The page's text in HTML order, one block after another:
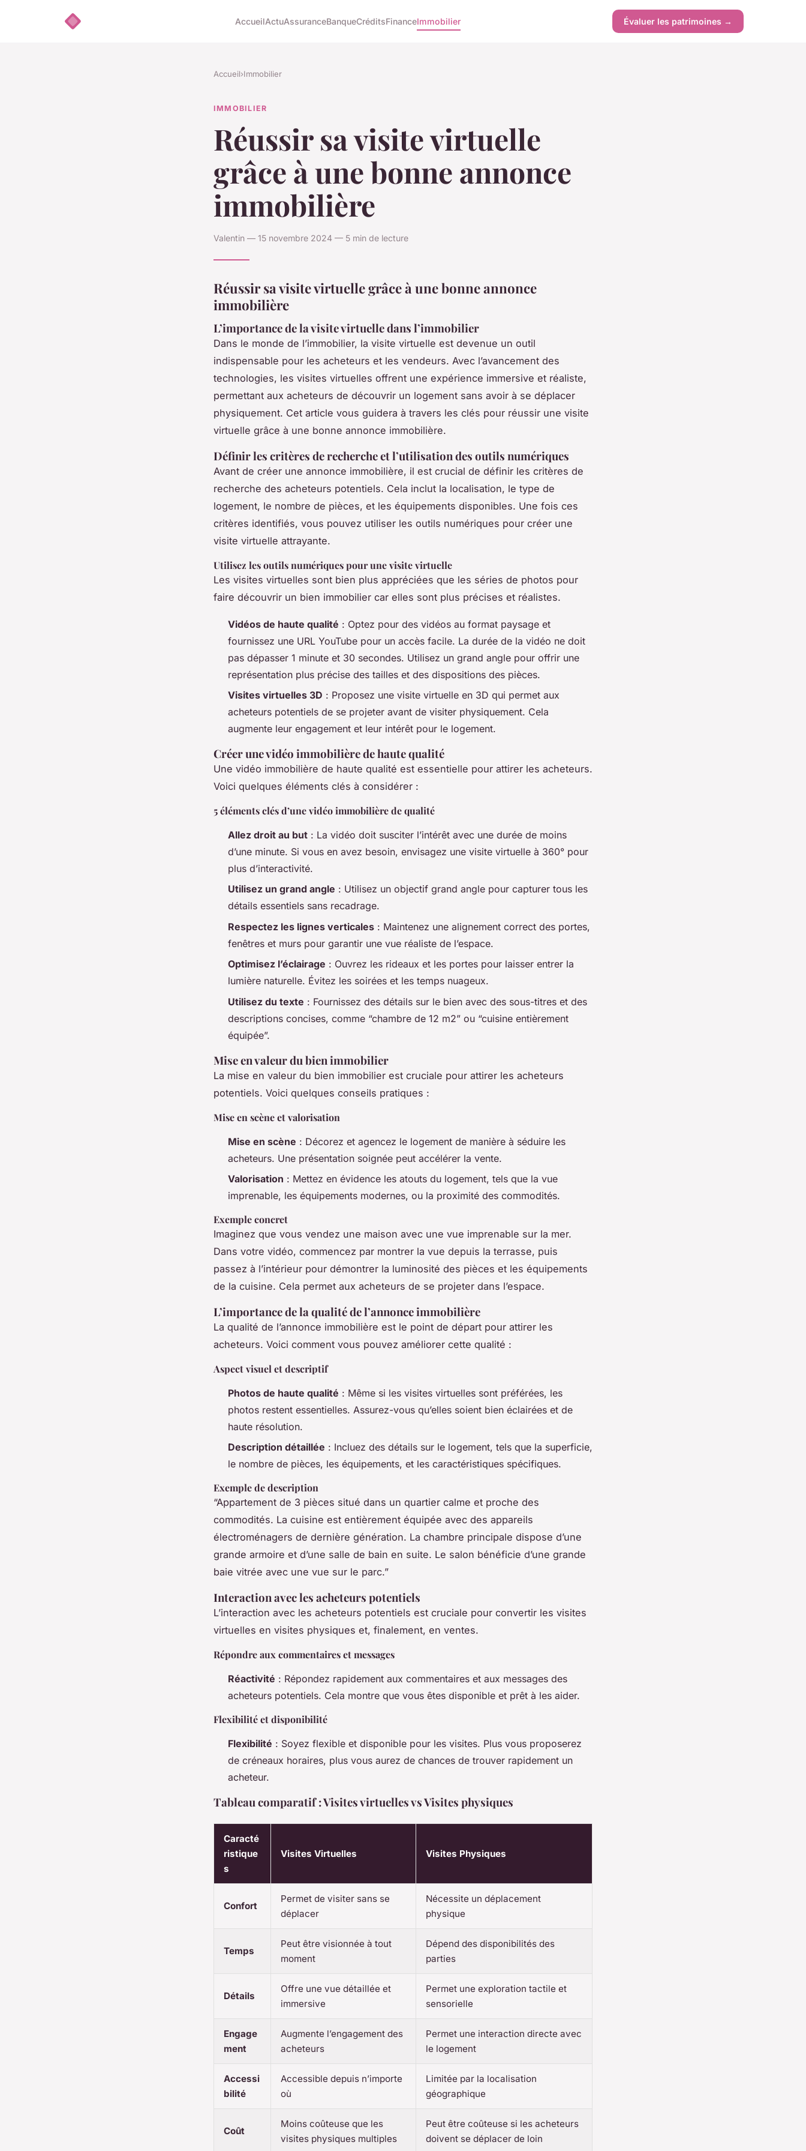
AccueilActuAssuranceBanqueCréditsFinanceImmobilier Évaluer les patrimoines →
Accueil›Immobilier
IMMOBILIER
Réussir sa visite virtuelle
grâce à une bonne annonce
immobilière
Valentin — 15 novembre 2024 — 5 min de lecture
Réussir sa visite virtuelle grâce à une bonne annonce
immobilière
L’importance de la visite virtuelle dans l’immobilier
Dans le monde de l’immobilier, la visite virtuelle est devenue un outil
indispensable pour les acheteurs et les vendeurs. Avec l’avancement des
technologies, les visites virtuelles offrent une expérience immersive et réaliste,
permettant aux acheteurs de découvrir un logement sans avoir à se déplacer
physiquement. Cet article vous guidera à travers les clés pour réussir une visite
virtuelle grâce à une bonne annonce immobilière.
Définir les critères de recherche et l’utilisation des outils numériques
Avant de créer une annonce immobilière, il est crucial de définir les critères de
recherche des acheteurs potentiels. Cela inclut la localisation, le type de
logement, le nombre de pièces, et les équipements disponibles. Une fois ces
critères identifiés, vous pouvez utiliser les outils numériques pour créer une
visite virtuelle attrayante.
Utilisez les outils numériques pour une visite virtuelle
Les visites virtuelles sont bien plus appréciées que les séries de photos pour
faire découvrir un bien immobilier car elles sont plus précises et réalistes.
Vidéos de haute qualité : Optez pour des vidéos au format paysage et
fournissez une URL YouTube pour un accès facile. La durée de la vidéo ne doit
pas dépasser 1 minute et 30 secondes. Utilisez un grand angle pour offrir une
représentation plus précise des tailles et des dispositions des pièces.
Visites virtuelles 3D : Proposez une visite virtuelle en 3D qui permet aux
acheteurs potentiels de se projeter avant de visiter physiquement. Cela
augmente leur engagement et leur intérêt pour le logement.
Créer une vidéo immobilière de haute qualité
Une vidéo immobilière de haute qualité est essentielle pour attirer les acheteurs.
Voici quelques éléments clés à considérer :
5 éléments clés d’une vidéo immobilière de qualité
Allez droit au but : La vidéo doit susciter l’intérêt avec une durée de moins
d’une minute. Si vous en avez besoin, envisagez une visite virtuelle à 360° pour
plus d’interactivité.
Utilisez un grand angle : Utilisez un objectif grand angle pour capturer tous les
détails essentiels sans recadrage.
Respectez les lignes verticales : Maintenez une alignement correct des portes,
fenêtres et murs pour garantir une vue réaliste de l’espace.
Optimisez l’éclairage : Ouvrez les rideaux et les portes pour laisser entrer la
lumière naturelle. Évitez les soirées et les temps nuageux.
Utilisez du texte : Fournissez des détails sur le bien avec des sous-titres et des
descriptions concises, comme “chambre de 12 m2” ou “cuisine entièrement
équipée”.
Mise en valeur du bien immobilier
La mise en valeur du bien immobilier est cruciale pour attirer les acheteurs
potentiels. Voici quelques conseils pratiques :
Mise en scène et valorisation
Mise en scène : Décorez et agencez le logement de manière à séduire les
acheteurs. Une présentation soignée peut accélérer la vente.
Valorisation : Mettez en évidence les atouts du logement, tels que la vue
imprenable, les équipements modernes, ou la proximité des commodités.
Exemple concret
Imaginez que vous vendez une maison avec une vue imprenable sur la mer.
Dans votre vidéo, commencez par montrer la vue depuis la terrasse, puis
passez à l’intérieur pour démontrer la luminosité des pièces et les équipements
de la cuisine. Cela permet aux acheteurs de se projeter dans l’espace.
L’importance de la qualité de l’annonce immobilière
La qualité de l’annonce immobilière est le point de départ pour attirer les
acheteurs. Voici comment vous pouvez améliorer cette qualité :
Aspect visuel et descriptif
Photos de haute qualité : Même si les visites virtuelles sont préférées, les
photos restent essentielles. Assurez-vous qu’elles soient bien éclairées et de
haute résolution.
Description détaillée : Incluez des détails sur le logement, tels que la superficie,
le nombre de pièces, les équipements, et les caractéristiques spécifiques.
Exemple de description
“Appartement de 3 pièces situé dans un quartier calme et proche des
commodités. La cuisine est entièrement équipée avec des appareils
électroménagers de dernière génération. La chambre principale dispose d’une
grande armoire et d’une salle de bain en suite. Le salon bénéficie d’une grande
baie vitrée avec une vue sur le parc.”
Interaction avec les acheteurs potentiels
L’interaction avec les acheteurs potentiels est cruciale pour convertir les visites
virtuelles en visites physiques et, finalement, en ventes.
Répondre aux commentaires et messages
Réactivité : Répondez rapidement aux commentaires et aux messages des
acheteurs potentiels. Cela montre que vous êtes disponible et prêt à les aider.
Flexibilité et disponibilité
Flexibilité : Soyez flexible et disponible pour les visites. Plus vous proposerez
de créneaux horaires, plus vous aurez de chances de trouver rapidement un
acheteur.
Tableau comparatif : Visites virtuelles vs Visites physiques
Caracté
ristique
s
Visites Virtuelles Visites Physiques
Confort
Permet de visiter sans se
déplacer
Nécessite un déplacement
physique
Temps
Peut être visionnée à tout
moment
Dépend des disponibilités des
parties
Détails
Offre une vue détaillée et
immersive
Permet une exploration tactile et
sensorielle
Engage
ment
Augmente l’engagement des
acheteurs
Permet une interaction directe avec
le logement
Accessi
bilité
Accessible depuis n’importe
où
Limitée par la localisation
géographique
Coût
Moins coûteuse que les
visites physiques multiples
Peut être coûteuse si les acheteurs
doivent se déplacer de loin